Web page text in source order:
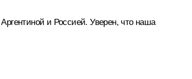
и Россией. Уверен, что наша